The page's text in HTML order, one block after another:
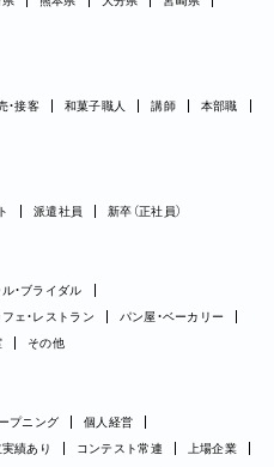
・接客 和菓子職人 講師
本部職
派遣社員 新卒（正社員）
・ブライダル
フェ・レストラン
パン屋・ベーカリー
その他
プニング
個人経営
績あり コンテスト常連
上場企業